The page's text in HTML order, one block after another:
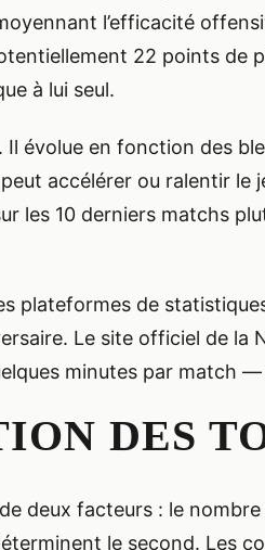
l’efficacité
22 points de
à lui seul.
Il évolue en fonction des
accélérer ou ralentir
les 10 derniers matchs
plateformes de
Le site officiel de la
minutes par match
DES
deux facteurs : le
le second. Les